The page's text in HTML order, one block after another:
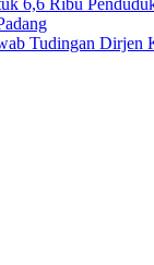
6,6 Ribu
Tudingan Dirjen